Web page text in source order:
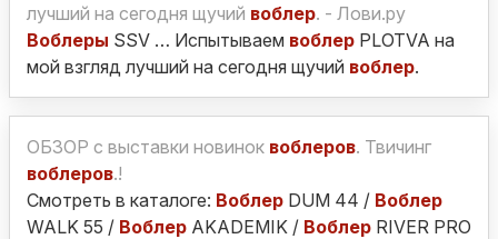
лучший на сегодня щучий воблер. - Лови.ру
Воблеры SSV … Испытываем воблер PLOTVA на
мой взгляд лучший на сегодня щучий воблер.
ОБЗОР с выставки новинок воблеров. Твичинг
воблеров.!
Смотреть в каталоге: Воблер DUM 44 / Воблер
WALK 55 / Воблер AKADEMIK / Воблер RIVER PRO